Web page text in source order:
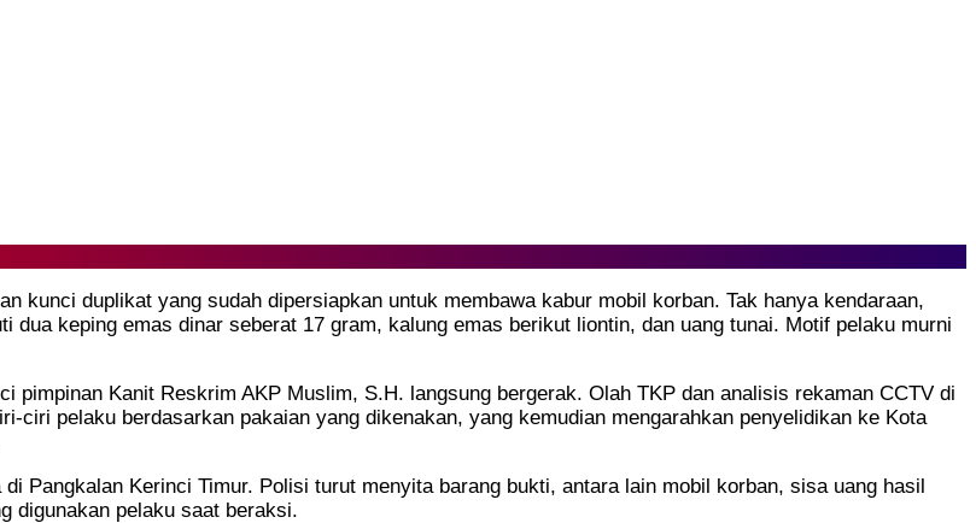
kunci duplikat yang sudah dipersiapkan untuk membawa kabur mobil korban. Tak hanya kendaraan,
dua keping emas dinar seberat 17 gram, kalung emas berikut liontin, dan uang tunai. Motif pelaku murni
pimpinan Kanit Reskrim AKP Muslim, S.H. langsung bergerak. Olah TKP dan analisis rekaman CCTV di
ciri pelaku berdasarkan pakaian yang dikenakan, yang kemudian mengarahkan penyelidikan ke Kota
Pangkalan Kerinci Timur. Polisi turut menyita barang bukti, antara lain mobil korban, sisa uang hasil
digunakan pelaku saat beraksi.